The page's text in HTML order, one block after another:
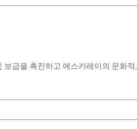
급을 촉진하고 에스카레이의 문화